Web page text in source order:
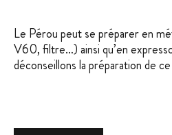
Le Pérou peut se préparer en
V60, filtre…) ainsi qu’en
déconseillons la préparation de